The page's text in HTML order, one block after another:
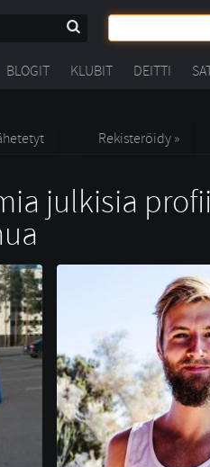
BLOGIT KLUBIT DEITTI
Rekisteröidy »
julkisia